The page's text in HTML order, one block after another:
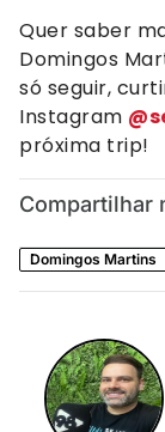
Quer saber
Domingos
só seguir,
Instagram
próxima trip!
Compartilhar
Domingos Martins